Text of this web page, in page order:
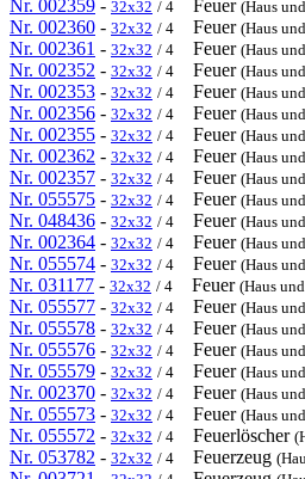
Nr. 002359 - 32x32 / 4 Feuer (Haus
Nr. 002360 - 32x32 / 4 Feuer (Haus
Nr. 002361 - 32x32 / 4 Feuer (Haus
Nr. 002352 - 32x32 / 4 Feuer (Haus
Nr. 002353 - 32x32 / 4 Feuer (Haus
Nr. 002356 - 32x32 / 4 Feuer (Haus
Nr. 002355 - 32x32 / 4 Feuer (Haus
Nr. 002362 - 32x32 / 4 Feuer (Haus
Nr. 002357 - 32x32 / 4 Feuer (Haus
Nr. 055575 - 32x32 / 4 Feuer (Haus
Nr. 048436 - 32x32 / 4 Feuer (Haus
Nr. 002364 - 32x32 / 4 Feuer (Haus
Nr. 055574 - 32x32 / 4 Feuer (Haus
Nr. 031177 - 32x32 / 4 Feuer (Haus
Nr. 055577 - 32x32 / 4 Feuer (Haus
Nr. 055578 - 32x32 / 4 Feuer (Haus
Nr. 055576 - 32x32 / 4 Feuer (Haus
Nr. 055579 - 32x32 / 4 Feuer (Haus
Nr. 002370 - 32x32 / 4 Feuer (Haus
Nr. 055573 - 32x32 / 4 Feuer (Haus
Nr. 055572 - 32x32 / 4 Feuerlöscher
Nr. 053782 - 32x32 / 4 Feuerzeug